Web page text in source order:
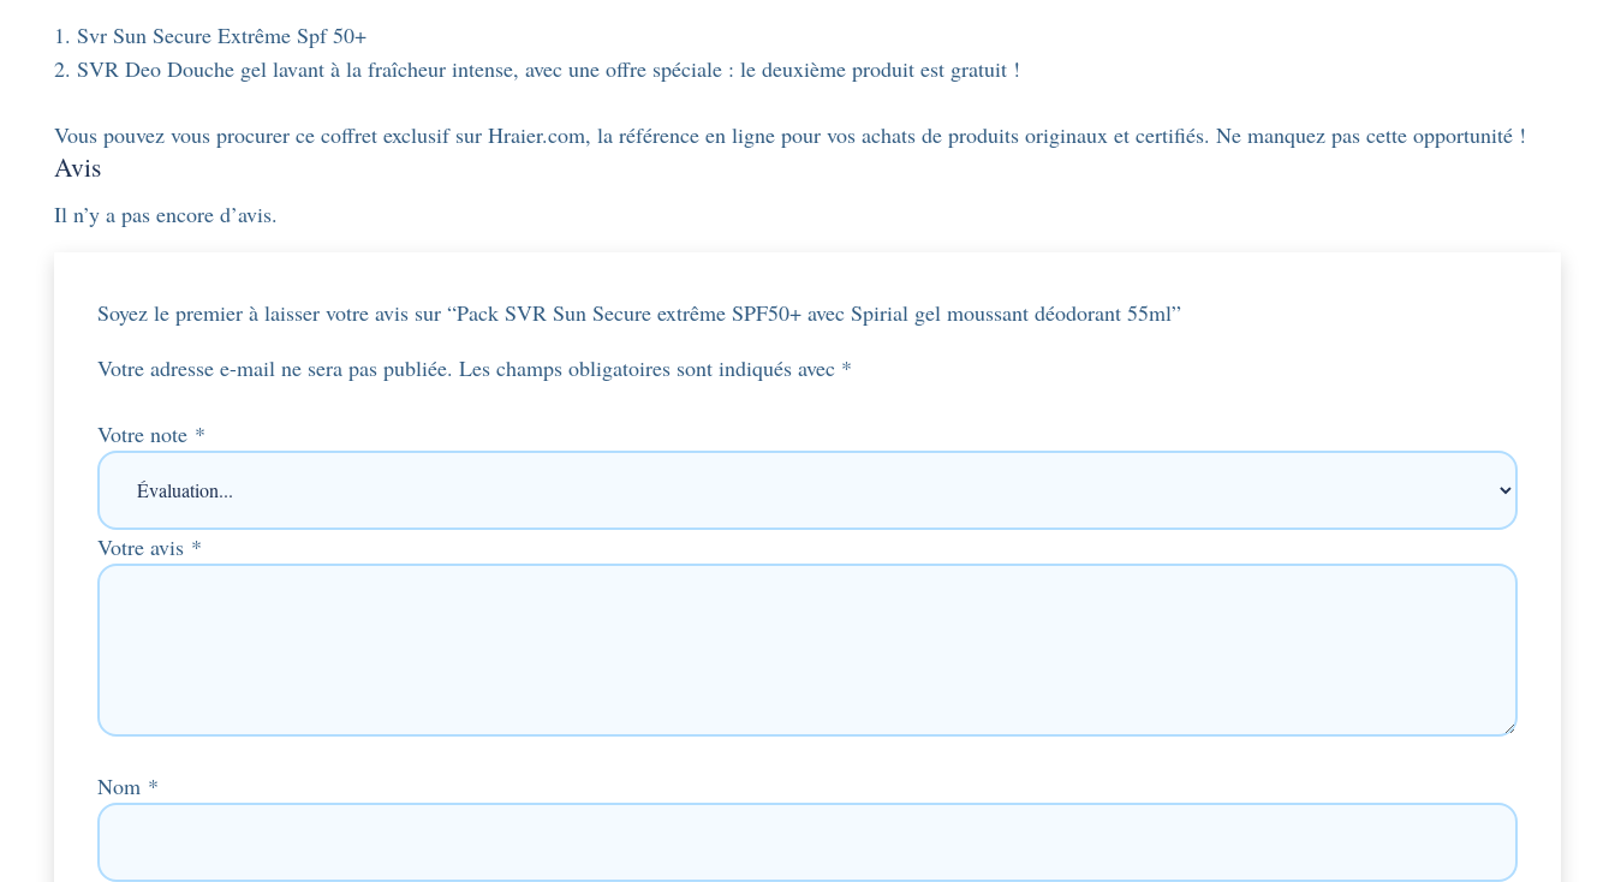
1. Svr Sun Secure Extrême Spf 50+
2. SVR Deo Douche gel lavant à la fraîcheur intense, avec une offre spéciale : le deuxième produit est gratuit !
Vous pouvez vous procurer ce coffret exclusif sur Hraier.com, la référence en ligne pour vos achats de produits originaux et certifiés. Ne manquez pas cette opportunité !
Avis
Il n’y a pas encore d’avis.
Soyez le premier à laisser votre avis sur “Pack SVR Sun Secure extrême SPF50+ avec Spirial gel moussant déodorant 55ml”
Votre adresse e-mail ne sera pas publiée. Les champs obligatoires sont indiqués avec *
Votre note *
Votre avis *
Nom *